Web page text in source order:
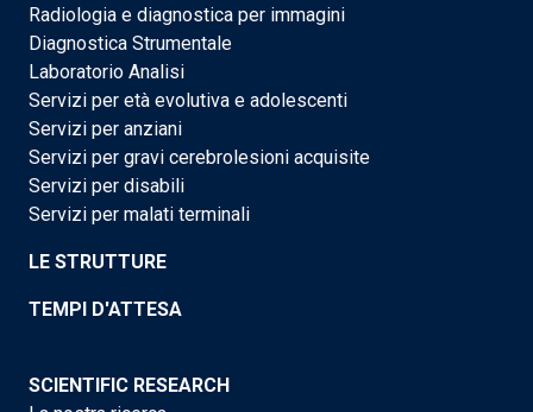
Radiologia e diagnostica per immagini
Diagnostica Strumentale
Laboratorio Analisi
Servizi per età evolutiva e adolescenti
Servizi per anziani
Servizi per gravi cerebrolesioni acquisite
Servizi per disabili
Servizi per malati terminali
LE STRUTTURE
TEMPI D'ATTESA
SCIENTIFIC RESEARCH